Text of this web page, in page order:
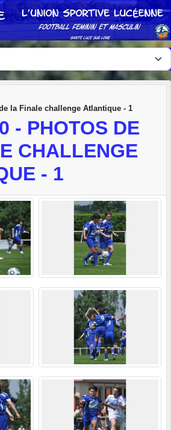
la Finale challenge Atlantique - 1
- PHOTOS DE
CHALLENGE
- 1
cookies